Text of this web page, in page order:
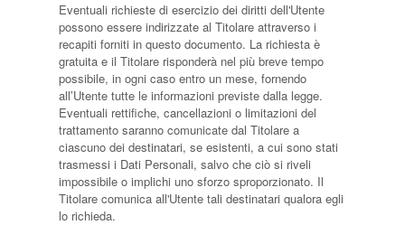
Eventuali richieste di esercizio dei diritti dell'Utente
possono essere indirizzate al Titolare attraverso i
recapiti forniti in questo documento. La richiesta è
gratuita e il Titolare risponderà nel più breve tempo
possibile, in ogni caso entro un mese, fornendo
all’Utente tutte le informazioni previste dalla legge.
Eventuali rettifiche, cancellazioni o limitazioni del
trattamento saranno comunicate dal Titolare a
ciascuno dei destinatari, se esistenti, a cui sono stati
trasmessi i Dati Personali, salvo che ciò si riveli
impossibile o implichi uno sforzo sproporzionato. Il
Titolare comunica all'Utente tali destinatari qualora egli
lo richieda.